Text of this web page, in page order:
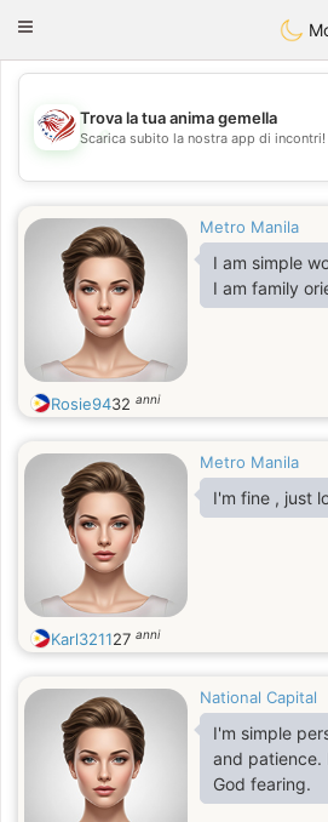
States
Toggle
💖
💕
Trova la tua anima gemella
Scarica subito la nostra app di incontri!
Metro Manila
I am simple
I am family
Rosie9432 anni
Metro Manila
I'm fine , just
Karl321127 anni
National Capital
I'm simple
and patience.
God fearing.